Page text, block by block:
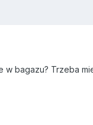
w bagazu? Trzeba